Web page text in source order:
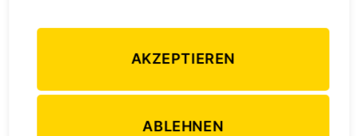
Culture Trip – Die besten lokalen
Culture Trip ist eine großartige App für alle, die auf ihren
App bietet Empfehlungen für Sehenswürdigkeiten,
AKZEPTIEREN
ABLEHNEN